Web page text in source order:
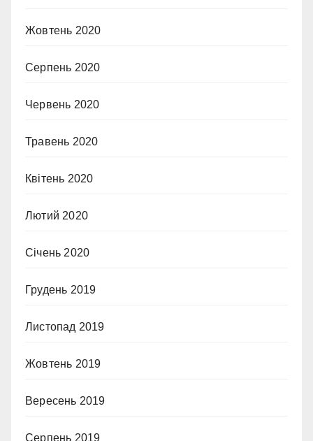
Жовтень 2020
Серпень 2020
Червень 2020
Травень 2020
Квітень 2020
Лютий 2020
Січень 2020
Грудень 2019
Листопад 2019
Жовтень 2019
Вересень 2019
Серпень 2019